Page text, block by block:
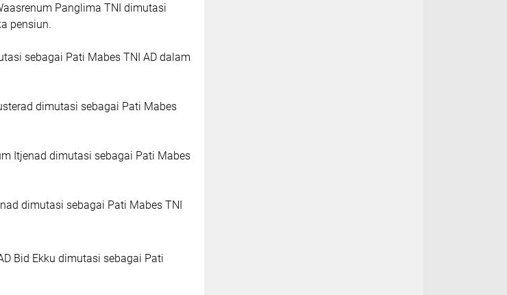
Panglima TNI dimutasi
pensiun.
sebagai Pati Mabes TNI AD dalam
dimutasi sebagai Pati Mabes
Itjenad dimutasi sebagai Pati Mabes
dimutasi sebagai Pati Mabes TNI
Bid Ekku dimutasi sebagai Pati